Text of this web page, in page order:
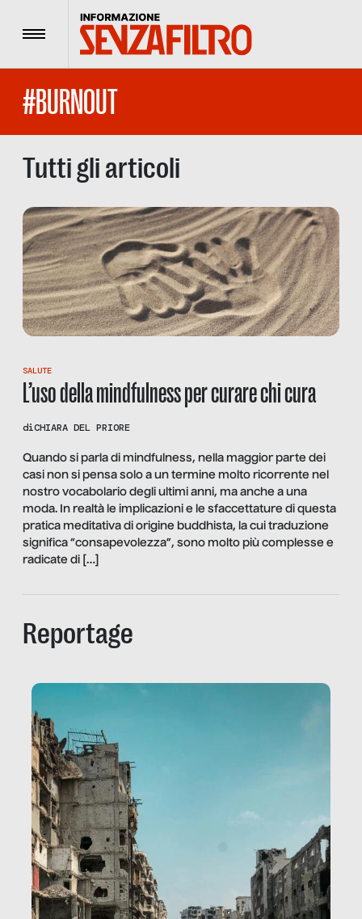
Menu
#BURNOUT
Tutti gli articoli
SALUTE
L’uso della mindfulness per curare chi cura
diCHIARA DEL PRIORE
Quando si parla di mindfulness, nella maggior parte dei
casi non si pensa solo a un termine molto ricorrente nel
nostro vocabolario degli ultimi anni, ma anche a una
moda. In realtà le implicazioni e le sfaccettature di questa
pratica meditativa di origine buddhista, la cui traduzione
significa “consapevolezza”, sono molto più complesse e
radicate di […]
Reportage